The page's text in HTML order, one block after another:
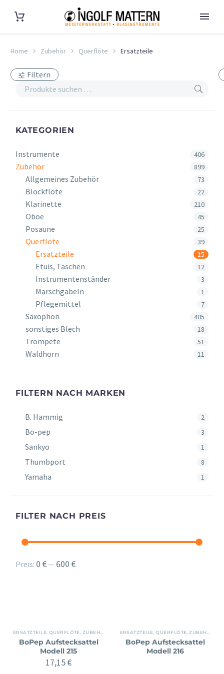
Home Zubehör Querflöte Ersatzteile
Filtern
KATEGORIEN
Instrumente 406
Zubehör 899
Allgemeines Zubehör 73
Blockflöte 22
Klarinette 210
Oboe 45
Posaune 25
Querflöte 39
Ersatzteile 15
Etuis, Taschen 12
Instrumentenständer 3
Marschgabeln 1
Pflegemittel 7
Saxophon 405
sonstiges Blech 18
Trompete 51
Waldhorn 11
FILTERN NACH MARKEN
B. Hammig 2
Bo-pep 3
Sankyo 1
Thumbport 8
Yamaha 1
FILTER NACH PREIS
Min.
Max.
Preis: 0 €— 600 €
ERSATZTEILE QUERFLÖTE ZUBEHÖR
BoPep Aufstecksattel
Modell 215
17,15€
ERSATZTEILE ,QUERFLÖTE ,ZUBEHÖR
BoPep Aufstecksattel
Modell 216